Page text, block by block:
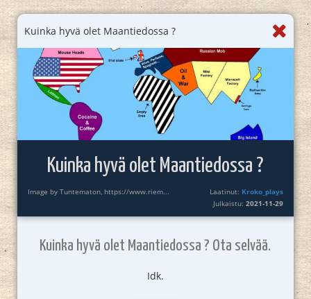
Kuinka hyvä olet Maantiedossa ?
Kuinka hyvä olet Maantiedossa ?
Image by Tuntematon, https://www.riem... Laatinut: Kroko_plays
Julkaistu:2021-11-29
Kuinka hyvä olet Maantiedossa ? Ota selvää.
Idk.